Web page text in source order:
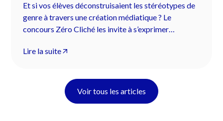
Et si vos élèves déconstruisaient les stéréotypes de
genre à travers une création médiatique ? Le
concours Zéro Cliché les invite à s’exprimer
Lire la suite
Voir tous les articles